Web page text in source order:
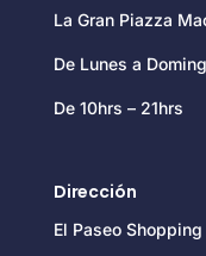
La Gran Piazza
De Lunes a
De 10hrs – 21hrs
Dirección
El Paseo